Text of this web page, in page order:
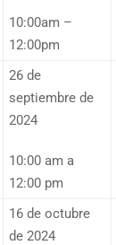
10:00am –
12:00pm
26 de
septiembre de
2024
10:00 am a
12:00 pm
16 de octubre
de 2024